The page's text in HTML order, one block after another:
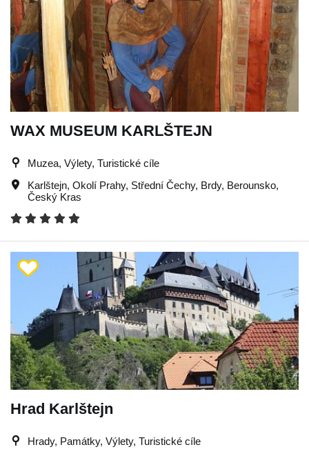
WAX MUSEUM KARLŠTEJN
Muzea, Výlety, Turistické cíle
Karlštejn, Okolí Prahy, Střední Čechy, Brdy, Berounsko,
Český Kras
Hrad Karlštejn
Hrady, Památky, Výlety, Turistické cíle